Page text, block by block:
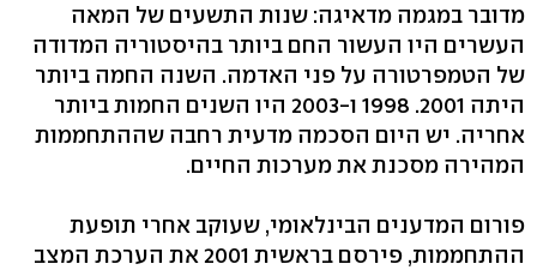
מדובר במגמה מדאיגה: שנות התשעים של המאה
העשרים היו העשור החם ביותר בהיסטוריה המדודה
של הטמפרטורה על פני האדמה. השנה החמה ביותר
היתה 2001. 1998 ו-2003 היו השנים החמות ביותר
אחריה. יש היום הסכמה מדעית רחבה שההתחממות
המהירה מסכנת את מערכות החיים.
פורום המדענים הבינלאומי, שעוקב אחרי תופעת
ההתחממות, פירסם בראשית 2001 את הערכת המצב